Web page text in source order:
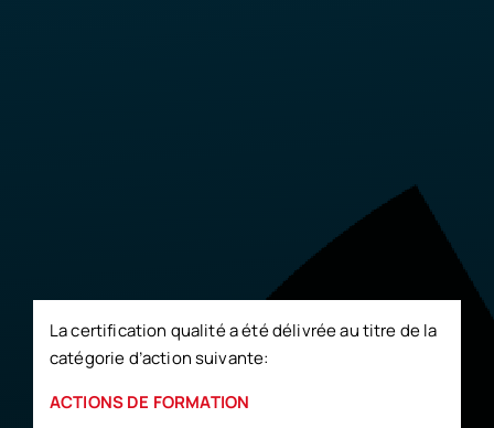
La certification qualité a été délivrée au titre de la
catégorie d’action suivante:
ACTIONS DE FORMATION